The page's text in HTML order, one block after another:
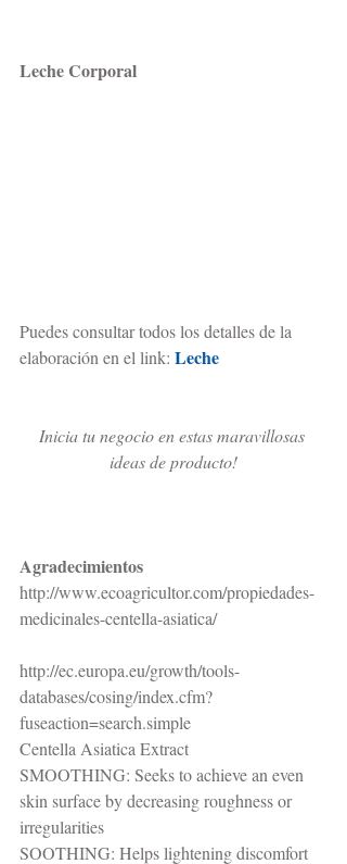
Leche Corporal
Puedes consultar todos los detalles de la
elaboración en el link: Leche
Inicia tu negocio en estas maravillosas
ideas de producto!
Agradecimientos
http://www.ecoagricultor.com/propiedades-
medicinales-centella-asiatica/
http://ec.europa.eu/growth/tools-
databases/cosing/index.cfm?
fuseaction=search.simple
Centella Asiatica Extract
SMOOTHING: Seeks to achieve an even
skin surface by decreasing roughness or
irregularities
SOOTHING: Helps lightening discomfort